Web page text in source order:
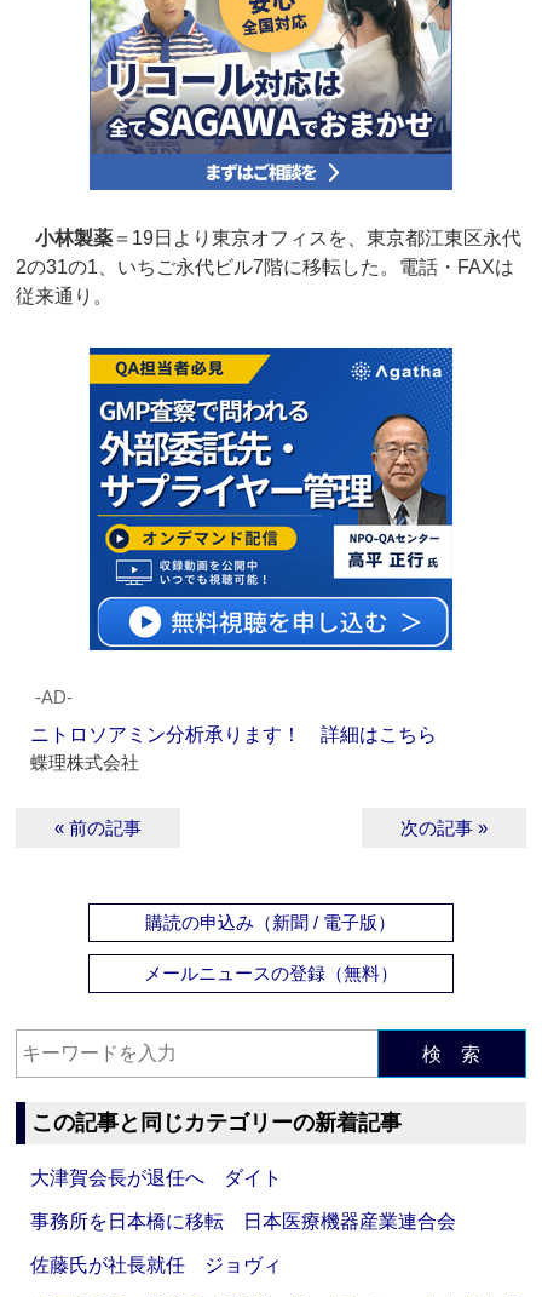
小林製薬 ＝19日より東京オフィスを、東京都江東区永代
2の31の1、いちご永代ビル7階に移転した。電話・FAXは
従来通り。
‐AD‐
ニトロソアミン分析承ります！ 詳細はこちら
蝶理株式会社
« 前の記事 次の記事 »
購読の申込み（新聞 / 電子版）
メールニュースの登録（無料）
検 索
この記事と同じカテゴリーの新着記事
大津賀会長が退任へ ダイト
事務所を日本橋に移転 日本医療機器産業連合会
佐藤氏が社長就任 ジョヴィ